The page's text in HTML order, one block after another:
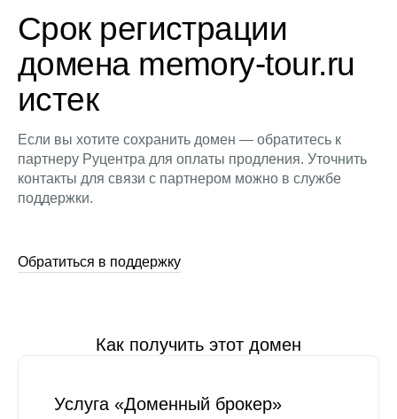
Срок регистрации
домена memory-tour.ru
истек
Если вы хотите сохранить домен — обратитесь к
партнеру Руцентра для оплаты продления. Уточнить
контакты для связи с партнером можно в службе
поддержки.
Обратиться в поддержку
Как получить этот домен
Услуга «Доменный брокер»